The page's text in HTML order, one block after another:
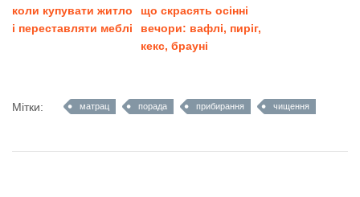
коли купувати житло
і переставляти меблі
що скрасять осінні
вечори: вафлі, пиріг,
кекс, брауні
Мітки: матрац порада прибирання чищення